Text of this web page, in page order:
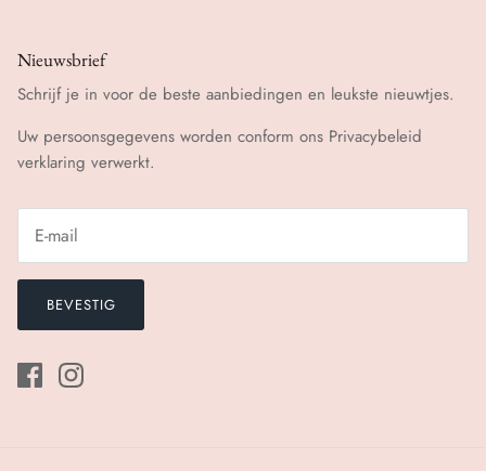
Nieuwsbrief
Schrijf je in voor de beste aanbiedingen en leukste nieuwtjes.
Uw persoonsgegevens worden conform ons Privacybeleid
verklaring verwerkt.
BEVESTIG